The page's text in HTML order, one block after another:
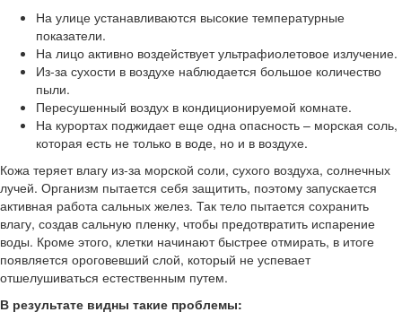
На улице устанавливаются высокие температурные
показатели.
На лицо активно воздействует ультрафиолетовое излучение.
Из-за сухости в воздухе наблюдается большое количество
пыли.
Пересушенный воздух в кондиционируемой комнате.
На курортах поджидает еще одна опасность – морская соль,
которая есть не только в воде, но и в воздухе.
Кожа теряет влагу из-за морской соли, сухого воздуха, солнечных
лучей. Организм пытается себя защитить, поэтому запускается
активная работа сальных желез. Так тело пытается сохранить
влагу, создав сальную пленку, чтобы предотвратить испарение
воды. Кроме этого, клетки начинают быстрее отмирать, в итоге
появляется ороговевший слой, который не успевает
отшелушиваться естественным путем.
В результате видны такие проблемы: